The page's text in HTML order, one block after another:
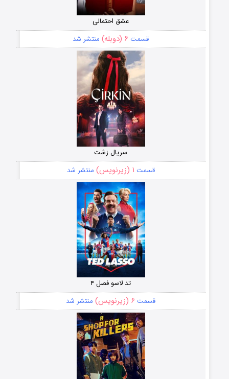
عشق احتمالی
قسمت ۶ (دوبله) منتشر شد
سریال زشت
قسمت ۱ (زیرنویس) منتشر شد
تد لاسو فصل ۴
قسمت ۶ (زیرنویس) منتشر شد